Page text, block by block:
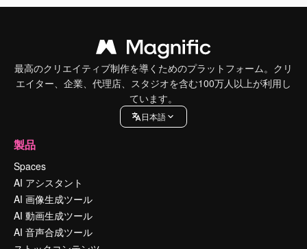
最高のクリエイティブ制作を導くためのプラットフォーム。クリ
エイター、企業、代理店、スタジオを含む100万人以上が利用し
ています。
日本語
製品
Spaces
AI アシスタント
AI 画像生成ツール
AI 動画生成ツール
AI 音声合成ツール